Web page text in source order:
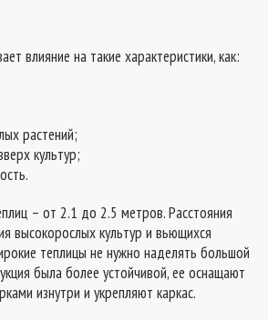
влияние на такие характеристики, как:
растений;
культур;
– от 2.1 до 2.5 метров. Расстояния
высокорослых культур и вьющихся
теплицы не нужно наделять большой
была более устойчивой, ее оснащают
изнутри и укрепляют каркас.